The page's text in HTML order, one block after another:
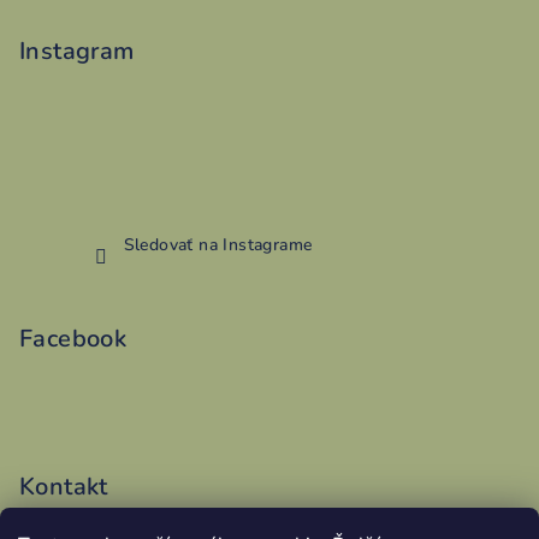
Instagram
Sledovať na Instagrame
Facebook
Kontakt